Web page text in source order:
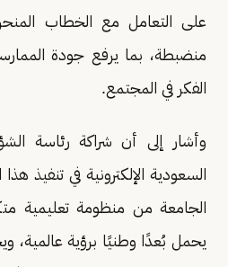
على التعامل مع الخطاب
منضبطة، بما يرفع جودة
الفكر في المجتمع.
وأشار إلى أن شراكة رئاسة
السعودية الإلكترونية في تنفيذ
الجامعة من منظومة تعليمية
يحمل بُعدًا وطنيًا برؤية عالمية،